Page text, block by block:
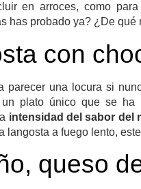
en arroces, como
has probado ya? ¿De qué
con
parecer una locura si
plato único que se ha
intensidad del sabor del
langosta a fuego lento,
queso